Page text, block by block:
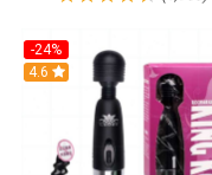
-24%
4.6